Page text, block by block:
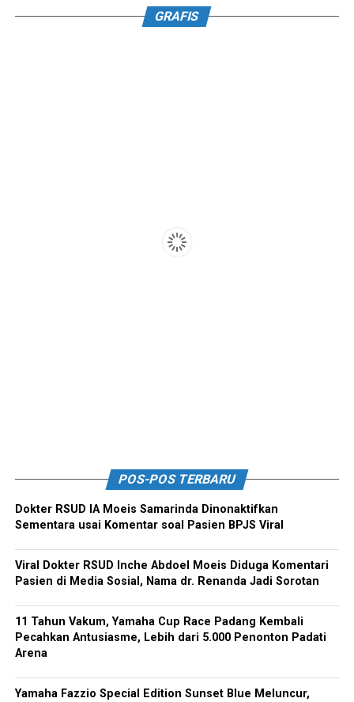
GRAFIS
POS-POS TERBARU
Dokter RSUD IA Moeis Samarinda Dinonaktifkan
Sementara usai Komentar soal Pasien BPJS Viral
Viral Dokter RSUD Inche Abdoel Moeis Diduga Komentari
Pasien di Media Sosial, Nama dr. Renanda Jadi Sorotan
11 Tahun Vakum, Yamaha Cup Race Padang Kembali
Pecahkan Antusiasme, Lebih dari 5.000 Penonton Padati
Arena
Yamaha Fazzio Special Edition Sunset Blue Meluncur,